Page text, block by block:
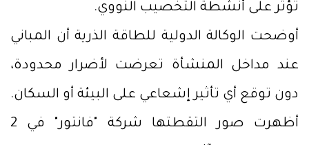
تؤثر على أنشطة التخصيب النووي.
أوضحت الوكالة الدولية للطاقة الذرية أن المباني
عند مداخل المنشأة تعرضت لأضرار محدودة،
دون توقع أي تأثير إشعاعي على البيئة أو السكان.
أظهرت صور التقطتها شركة "فانتور" في 2